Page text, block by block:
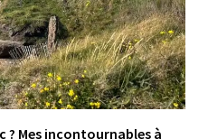
? Mes incontournables à